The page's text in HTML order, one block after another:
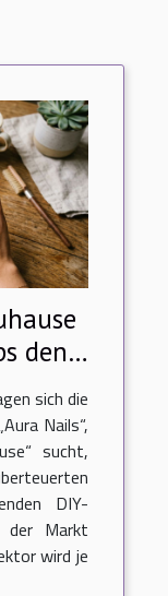
den
sich die
Nails“,
sucht,
DIY-
der Markt
wird je